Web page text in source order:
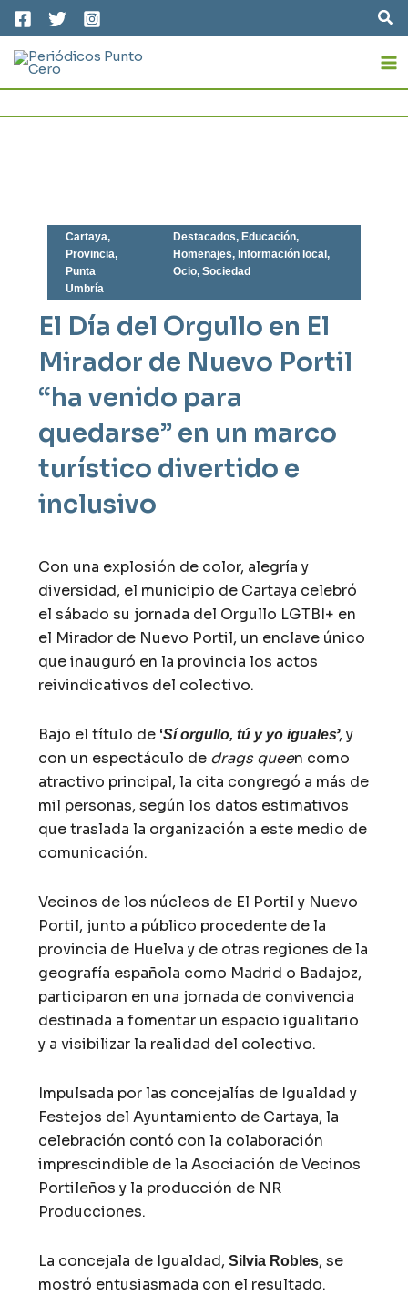
contenido
Cartaya,
Provincia,
Punta
Umbría
Destacados, Educación,
Homenajes, Información local,
Ocio,Sociedad
El Día del Orgullo en El
Mirador de Nuevo Portil
“ha venido para
quedarse” en un marco
turístico divertido e
inclusivo
Con una explosión de color, alegría y
diversidad, el municipio de Cartaya celebró
el sábado su jornada del Orgullo LGTBI+ en
el Mirador de Nuevo Portil, un enclave único
que inauguró en la provincia los actos
reivindicativos del colectivo.
Bajo el título de ‘Sí orgullo, tú y yo iguales’, y
con un espectáculo de drags queen como
atractivo principal, la cita congregó a más de
mil personas, según los datos estimativos
que traslada la organización a este medio de
comunicación.
Vecinos de los núcleos de El Portil y Nuevo
Portil, junto a público procedente de la
provincia de Huelva y de otras regiones de la
geografía española como Madrid o Badajoz,
participaron en una jornada de convivencia
destinada a fomentar un espacio igualitario
y a visibilizar la realidad del colectivo.
Impulsada por las concejalías de Igualdad y
Festejos del Ayuntamiento de Cartaya, la
celebración contó con la colaboración
imprescindible de la Asociación de Vecinos
Portileños y la producción de NR
Producciones.
La concejala de Igualdad,Silvia Robles, se
mostró entusiasmada con el resultado.